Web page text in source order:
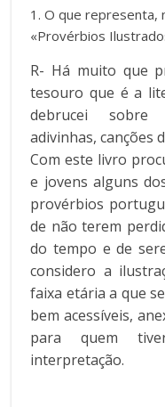
1. O que representa,
«Provérbios
R- Há muito que
tesouro que é a
debrucei sobre
adivinhas, canções
Com este livro
e jovens alguns
provérbios
de não terem
do tempo e de
considero a
faixa etária a que
bem acessíveis,
para quem
interpretação.